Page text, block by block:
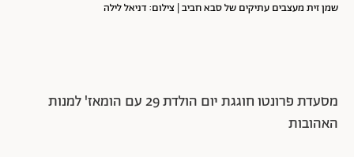
שמן זית מעצבים עתיקים של סבא חביב | צילום: דניאל לילה
מסעדת פרונטו חוגגת יום הולדת 29 עם הומאז' למנות
האהובות